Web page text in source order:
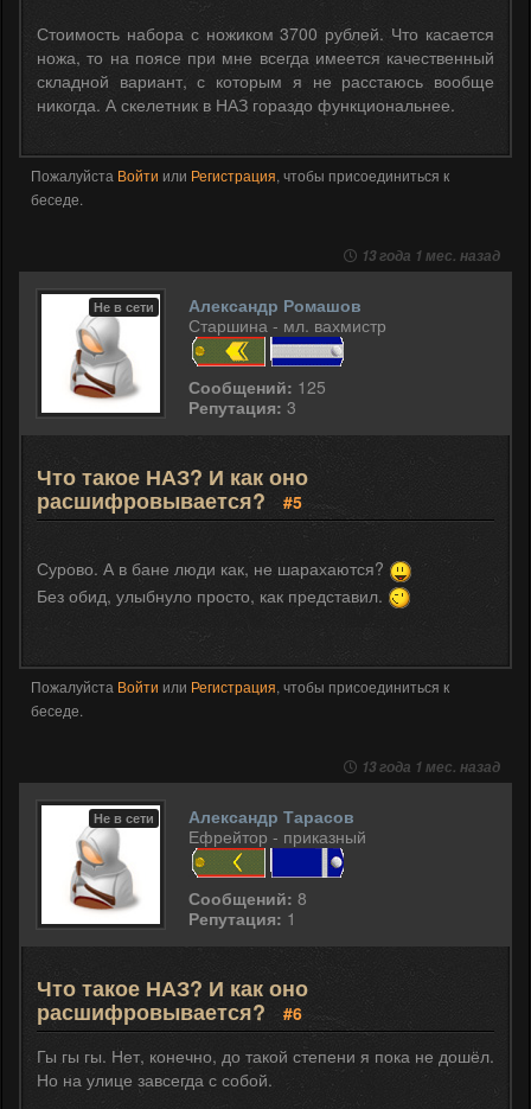
Стоимость набора с ножиком 3700 рублей. Что касается
ножа, то на поясе при мне всегда имеется качественный
складной вариант, с которым я не расстаюсь вообще
никогда. А скелетник в НАЗ гораздо функциональнее.
Пожалуйста Войти или Регистрация, чтобы присоединиться к
беседе.
13 года 1 мес. назад
Не в сети
Александр Ромашов
Старшина - мл. вахмистр
Сообщений: 125
Репутация: 3
Что такое НАЗ? И как оно
расшифровывается? #5
Сурово. А в бане люди как, не шарахаются?
Без обид, улыбнуло просто, как представил.
Пожалуйста Войти или Регистрация, чтобы присоединиться к
беседе.
13 года 1 мес. назад
Не в сети
Александр Тарасов
Ефрейтор - приказный
Сообщений: 8
Репутация: 1
Что такое НАЗ? И как оно
расшифровывается?
#6
Гы гы гы. Нет, конечно, до такой степени я пока не дошёл.
Но на улице завсегда с собой.